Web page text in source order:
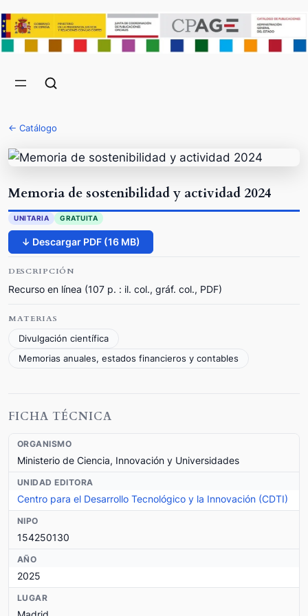
← Catálogo
Memoria de sostenibilidad y actividad 2024
UNITARIA GRATUITA
↓ Descargar PDF (16 MB)
DESCRIPCIÓN
Recurso en línea (107 p. : il. col., gráf. col., PDF)
MATERIAS
Divulgación científica
Memorias anuales, estados financieros y contables
FICHA TÉCNICA
ORGANISMO
Ministerio de Ciencia, Innovación y Universidades
UNIDAD EDITORA
Centro para el Desarrollo Tecnológico y la Innovación (CDTI)
NIPO
154250130
AÑO
2025
LUGAR